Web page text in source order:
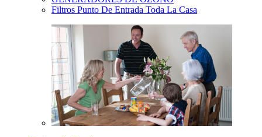
Filtros Punto De Entrada Toda La Casa